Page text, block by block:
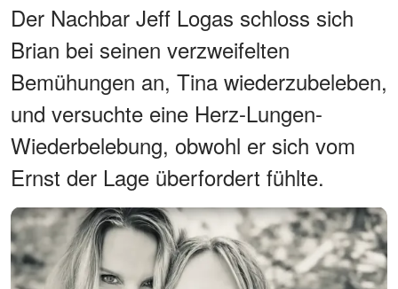
Der Nachbar Jeff Logas schloss sich
Brian bei seinen verzweifelten
Bemühungen an, Tina wiederzubeleben,
und versuchte eine Herz-Lungen-
Wiederbelebung, obwohl er sich vom
Ernst der Lage überfordert fühlte.